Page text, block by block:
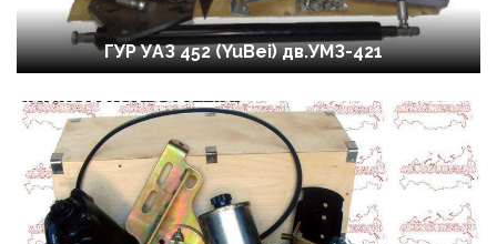
ГУР УАЗ 452 (YuBei) дв.УМЗ-421